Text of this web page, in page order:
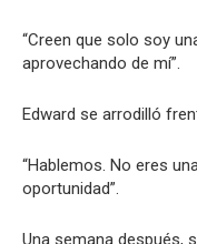
“Creen que solo soy
aprovechando de mí”.
Edward se arrodilló
“Hablemos. No eres
oportunidad”.
Una semana después,